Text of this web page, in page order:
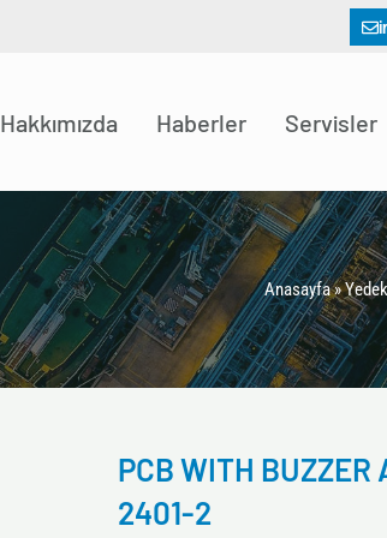
Hakkımızda Haberler Servisler
Anasayfa»
PCB WITH BUZZER
2401-2